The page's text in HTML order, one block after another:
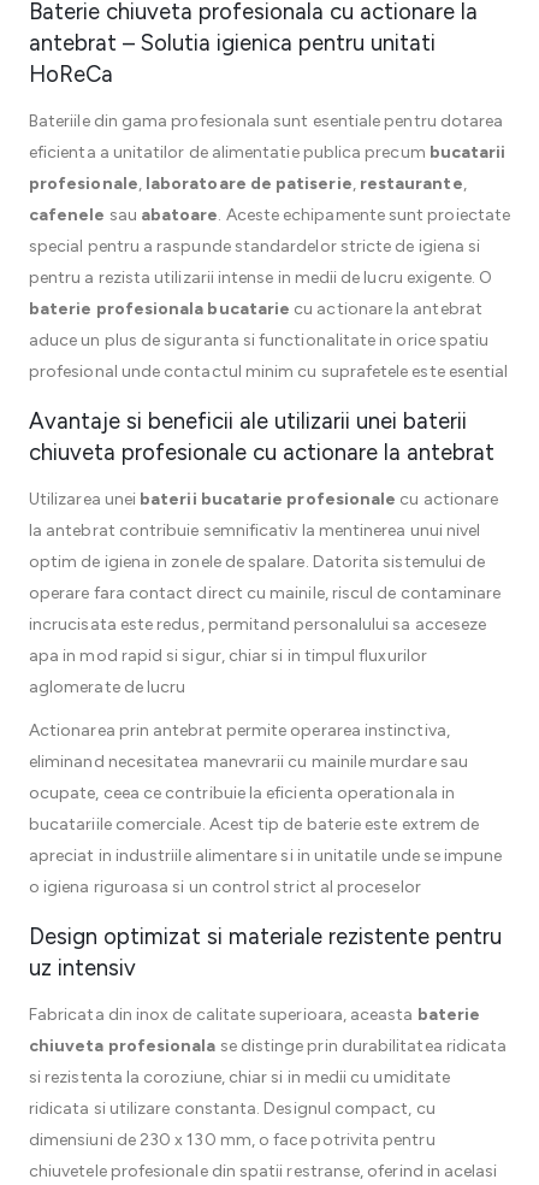
Baterie chiuveta profesionala cu actionare la
antebrat – Solutia igienica pentru unitati
HoReCa
Bateriile din gama profesionala sunt esentiale pentru dotarea
eficienta a unitatilor de alimentatie publica precum bucatarii
profesionale, laboratoare de patiserie, restaurante,
cafenele sau abatoare. Aceste echipamente sunt proiectate
special pentru a raspunde standardelor stricte de igiena si
pentru a rezista utilizarii intense in medii de lucru exigente. O
baterie profesionala bucatarie cu actionare la antebrat
aduce un plus de siguranta si functionalitate in orice spatiu
profesional unde contactul minim cu suprafetele este esential
Avantaje si beneficii ale utilizarii unei baterii
chiuveta profesionale cu actionare la antebrat
Utilizarea unei baterii bucatarie profesionale cu actionare
la antebrat contribuie semnificativ la mentinerea unui nivel
optim de igiena in zonele de spalare. Datorita sistemului de
operare fara contact direct cu mainile, riscul de contaminare
incrucisata este redus, permitand personalului sa acceseze
apa in mod rapid si sigur, chiar si in timpul fluxurilor
aglomerate de lucru
Actionarea prin antebrat permite operarea instinctiva,
eliminand necesitatea manevrarii cu mainile murdare sau
ocupate, ceea ce contribuie la eficienta operationala in
bucatariile comerciale. Acest tip de baterie este extrem de
apreciat in industriile alimentare si in unitatile unde se impune
o igiena riguroasa si un control strict al proceselor
Design optimizat si materiale rezistente pentru
uz intensiv
Fabricata din inox de calitate superioara, aceasta baterie
chiuveta profesionala se distinge prin durabilitatea ridicata
si rezistenta la coroziune, chiar si in medii cu umiditate
ridicata si utilizare constanta. Designul compact, cu
dimensiuni de 230 x 130 mm, o face potrivita pentru
chiuvetele profesionale din spatii restranse, oferind in acelasi